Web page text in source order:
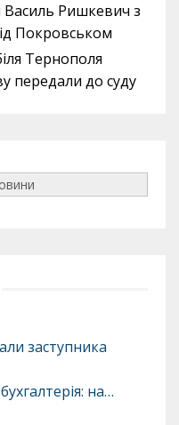
Василь Ришкевич з
Покровськом
Тернополя
передали до суду
заступника
на…